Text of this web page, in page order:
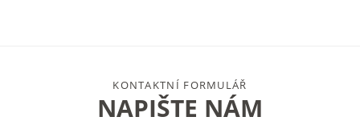
NAPIŠTE NÁM
KONTAKTNÍ FORMULÁŘ